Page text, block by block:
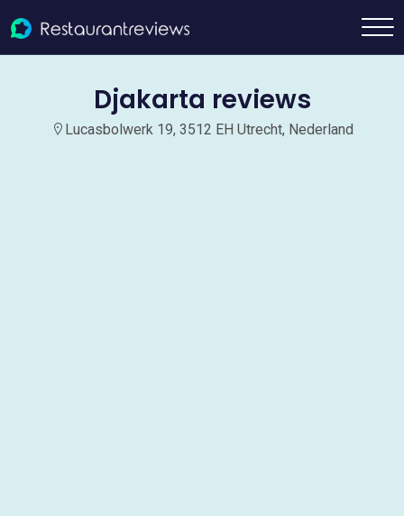
Djakarta reviews
Lucasbolwerk 19, 3512 EH Utrecht, Nederland